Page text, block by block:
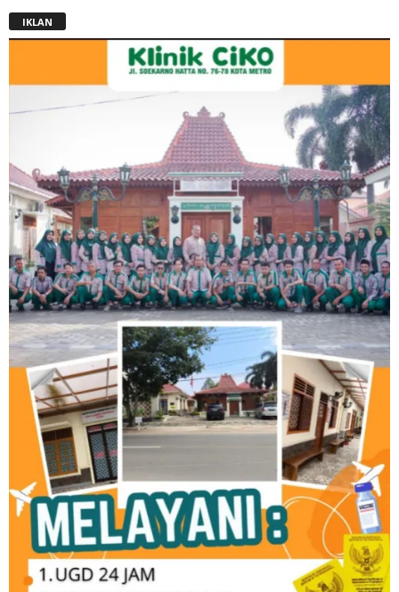
IKLAN